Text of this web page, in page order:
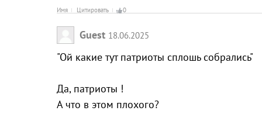
Имя Цитировать 0
Guest 18.06.2025
"Ой какие тут патриоты сплошь собрались"
Да, патриоты !
А что в этом плохого?